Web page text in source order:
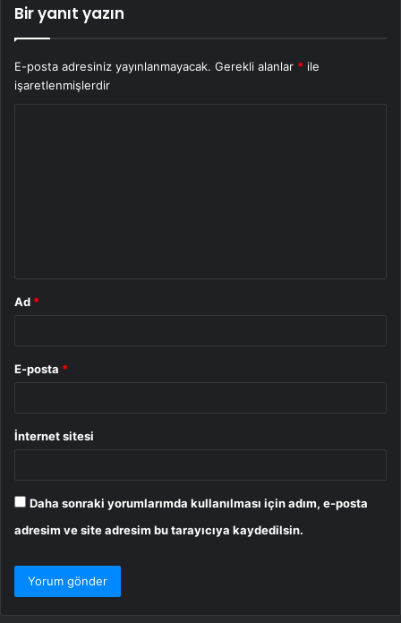
Bir yanıt yazın
E-posta adresiniz yayınlanmayacak. Gerekli alanlar * ile
işaretlenmişlerdir
Ad *
E-posta *
İnternet sitesi
Daha sonraki yorumlarımda kullanılması için adım, e-posta
adresim ve site adresim bu tarayıcıya kaydedilsin.